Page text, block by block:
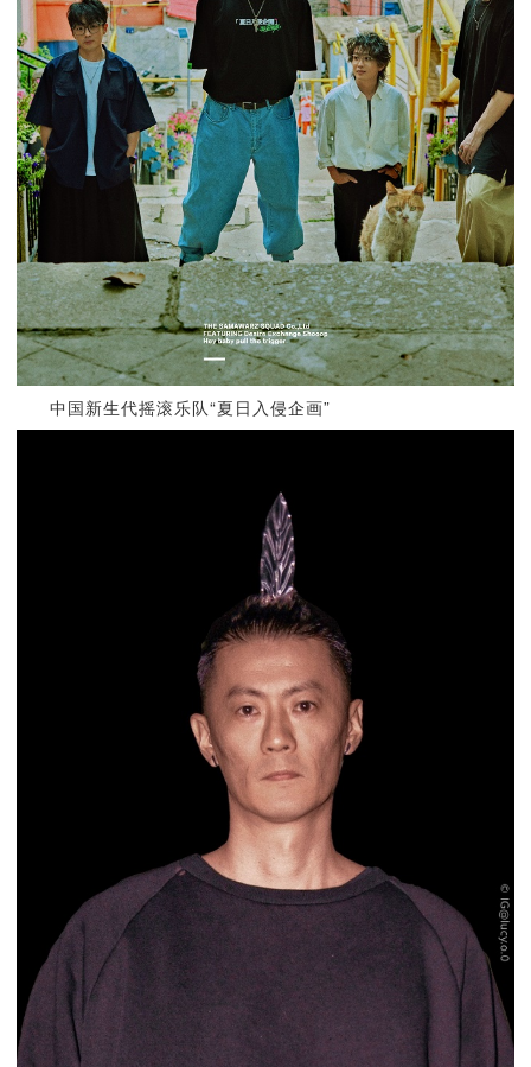
中国新生代摇滚乐队“夏日入侵企画”